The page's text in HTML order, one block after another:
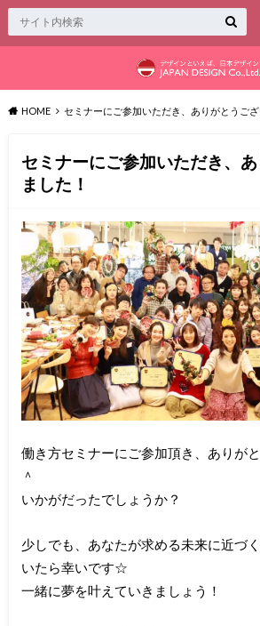
HOME セミナーにご参加いただき、ありがとうござ
セミナーにご参加いただき、
ました！
働き方セミナーにご参加頂き、ありが
＾
いかがだったでしょうか？
少しでも、あなたが求める未来に近づ
いたら幸いです☆
一緒に夢を叶えていきましょう！